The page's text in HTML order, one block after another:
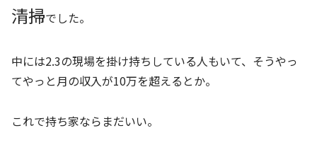
清掃でした。
中には2.3の現場を掛け持ちしている人もいて、そうやっ
てやっと月の収入が10万を超えるとか。
これで持ち家ならまだいい。